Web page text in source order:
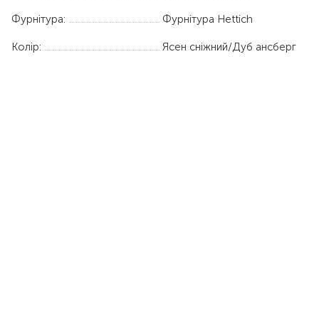
Фурнітура: Фурнітура Hettich
Колір: Ясен сніжний/Дуб ансберг